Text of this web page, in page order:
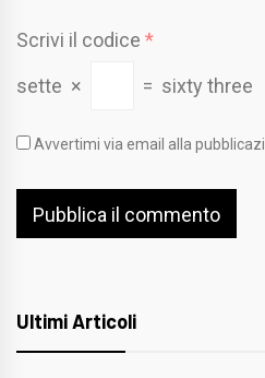
Scrivi il codice *
sette × = sixty three
Avvertimi via email alla
Ultimi Articoli